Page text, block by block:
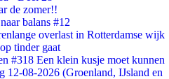
de zomer!!
balans #12
overlast in Rotterdamse wijk
tinder gaat
#318 Een klein kusje moet kunnen
12-08-2026 (Groenland, IJsland en